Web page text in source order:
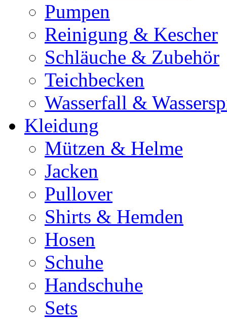
Pumpen
Reinigung & Kescher
Schläuche & Zubehör
Teichbecken
Wasserfall &
Kleidung
Mützen & Helme
Jacken
Pullover
Shirts & Hemden
Hosen
Schuhe
Handschuhe
Sets